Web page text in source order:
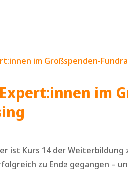
im
ist Kurs 14 der Weiterbildung
zu Ende gegangen –